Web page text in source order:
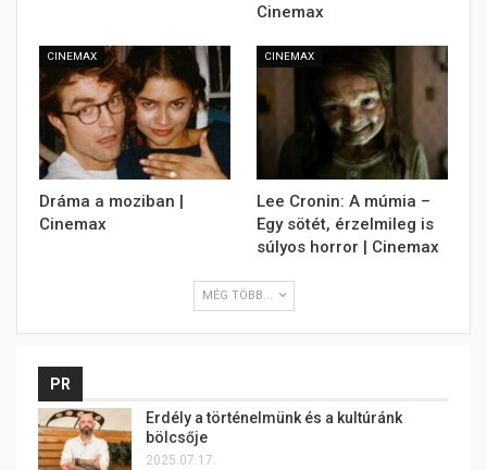
Cinemax
CINEMAX
Dráma a moziban |
Cinemax
CINEMAX
Lee Cronin: A múmia –
Egy sötét, érzelmileg is
súlyos horror | Cinemax
MÉG TÖBB...
PR
Erdély a történelmünk és a kultúránk
bölcsője
2025.07.17.